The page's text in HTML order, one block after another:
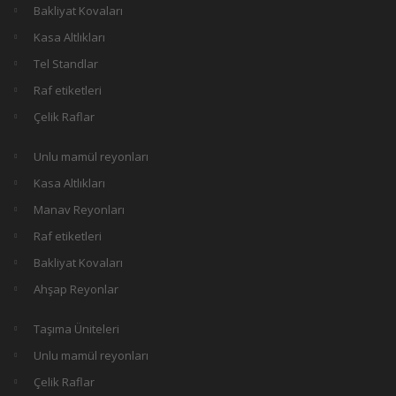
Bakliyat Kovaları
Kasa Altlıkları
Tel Standlar
Raf etiketleri
Çelik Raflar
Unlu mamül reyonları
Kasa Altlıkları
Manav Reyonları
Raf etiketleri
Bakliyat Kovaları
Ahşap Reyonlar
Taşıma Üniteleri
Unlu mamül reyonları
Çelik Raflar